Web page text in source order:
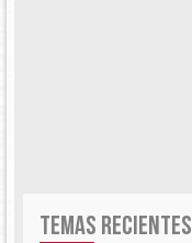
TEMAS RECIENTES